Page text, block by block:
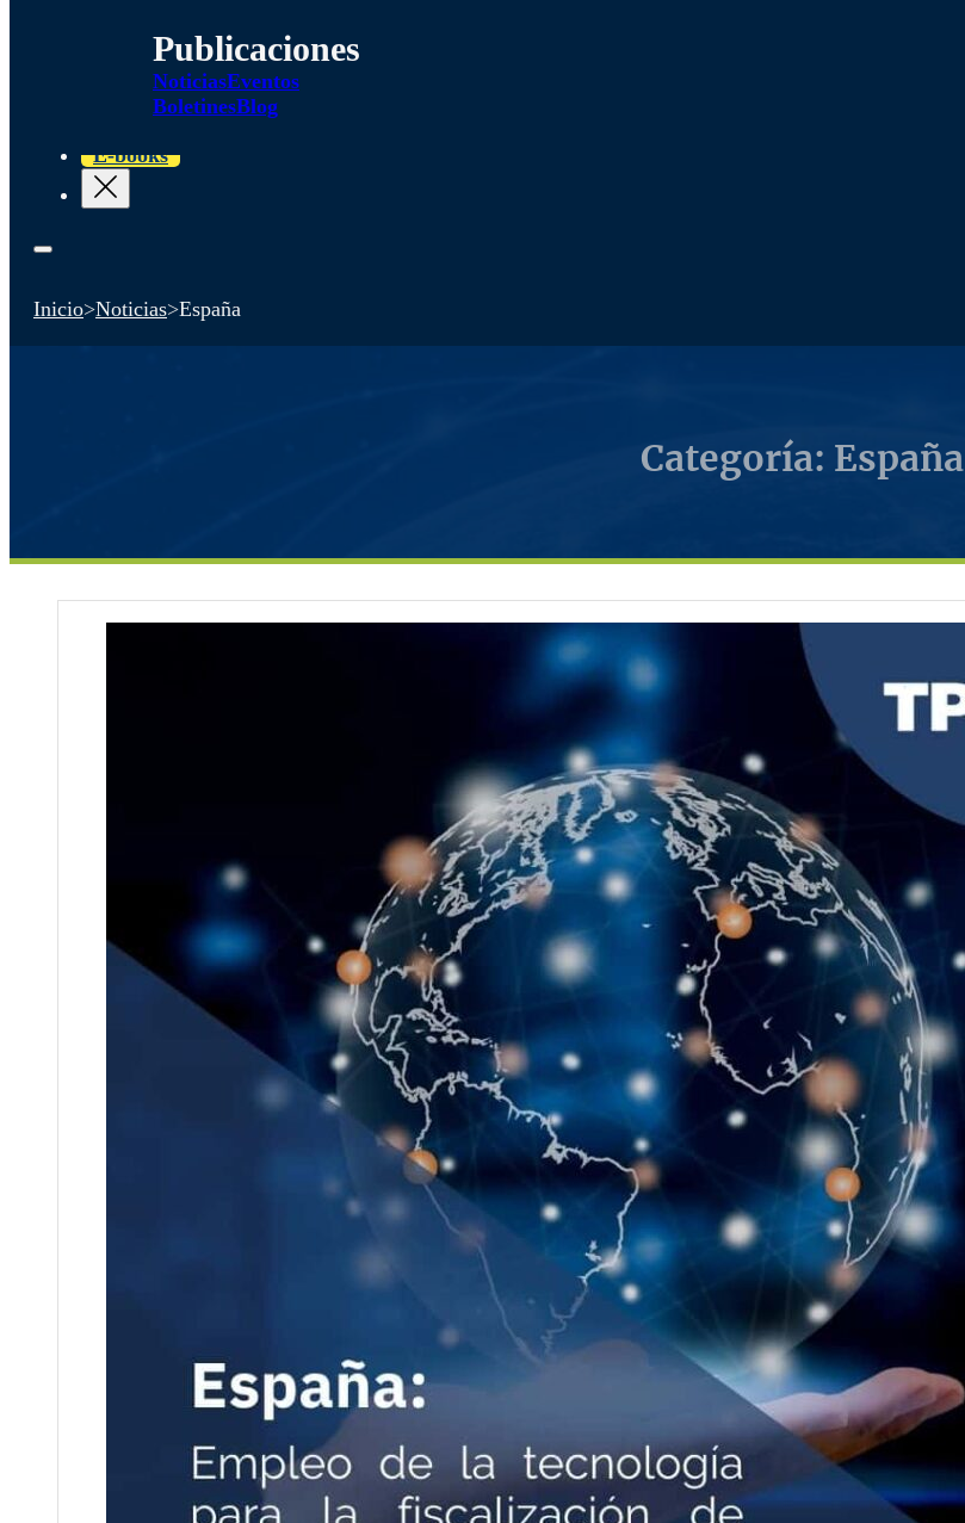
Publicaciones
NoticiasEventos
BoletinesBlog
E-books
Inicio>Noticias>España
Categoría: España